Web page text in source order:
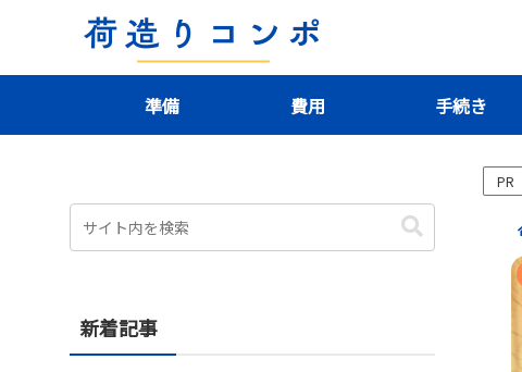
準備 費用 手続き
PR
新着記事